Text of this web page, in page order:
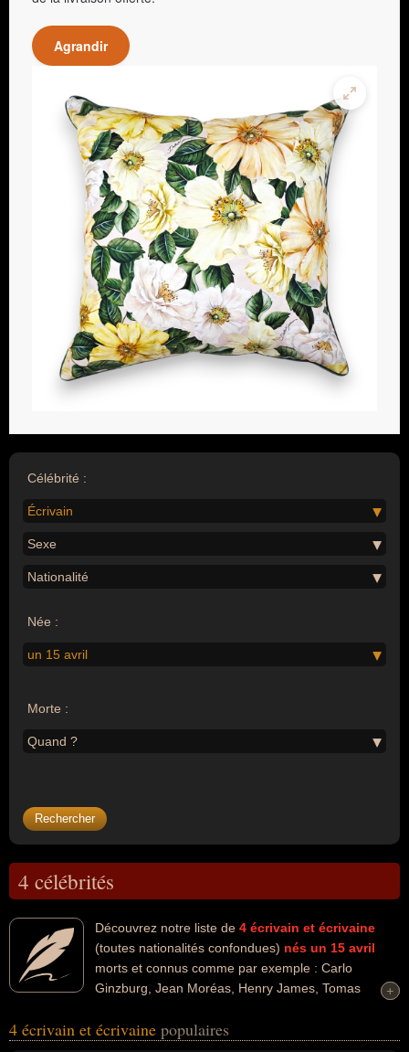
Agrandir
Célébrité :
Écrivain
Sexe
Nationalité
Née :
un 15 avril
Morte :
Quand ?
4 célébrités
Découvrez notre liste de 4 écrivain et écrivaine
(toutes nationalités confondues) nés un 15 avril
morts et connus comme par exemple : Carlo
Ginzburg, Jean Moréas, Henry James, Tomas
dans les domaines de l'art, de l'enseignement, de l'histoire, de
+
+
4 écrivain et écrivaine populaires